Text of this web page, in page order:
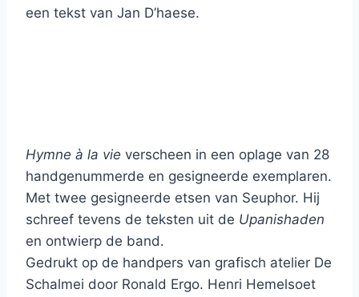
een tekst van Jan D’haese.
Hymne à la vie verscheen in een oplage van 28
handgenummerde en gesigneerde exemplaren.
Met twee gesigneerde etsen van Seuphor. Hij
schreef tevens de teksten uit de Upanishaden
en ontwierp de band.
Gedrukt op de handpers van grafisch atelier De
Schalmei door Ronald Ergo. Henri Hemelsoet